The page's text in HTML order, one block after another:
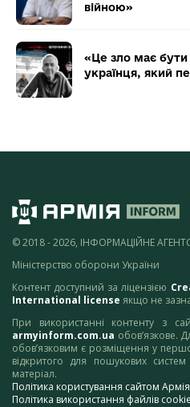
війною»
«Це зло має
українця, який
© 2018 - 2026, ІНФОРМАЦІЙНЕ
Міністерство оборони України
Контент доступний за ліцензією
International license якщо не
При використанні контенту з
armyinform.com.ua обов’язкове.
обов’язковим є розміщення у
відкритого для пошукових
матеріал.
Політика користування сайтом
Політика використання файлів cookie